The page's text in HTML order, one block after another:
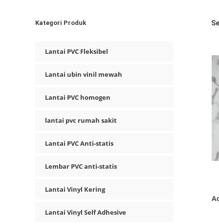
Kategori Produk
Lantai PVC Fleksibel
Lantai ubin vinil mewah
Lantai PVC homogen
lantai pvc rumah sakit
Lantai PVC Anti-statis
Lembar PVC anti-statis
Lantai Vinyl Kering
Lantai Vinyl Self Adhesive